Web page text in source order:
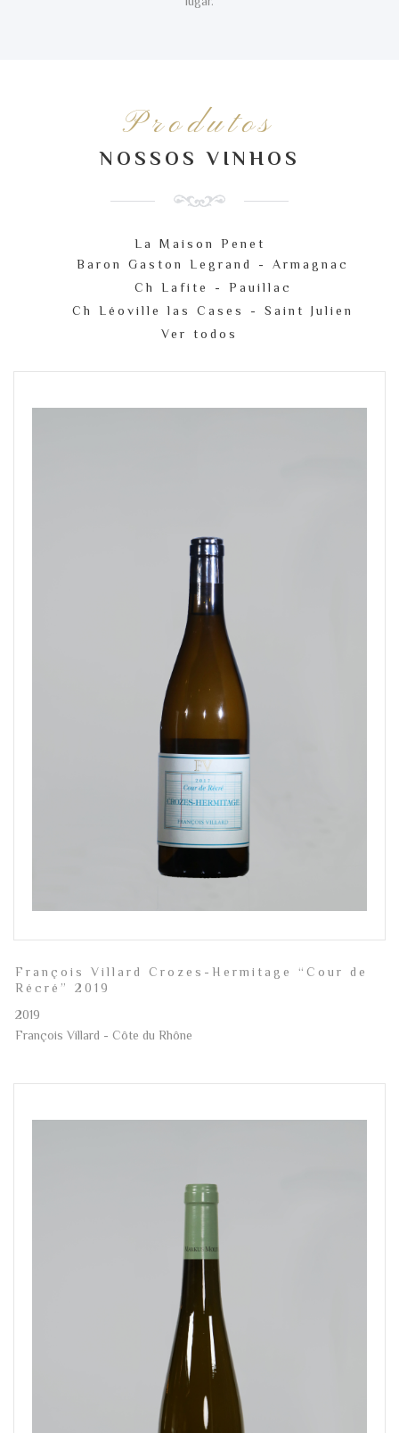
Produtos
NOSSOS VINHOS
La Maison Penet
Baron Gaston Legrand - Armagnac
Ch Lafite - Pauillac
Ch Léoville las Cases - Saint Julien
Ver todos
François Villard Crozes-Hermitage “Cour de
Récré” 2019
2019
François Villard - Côte du Rhône